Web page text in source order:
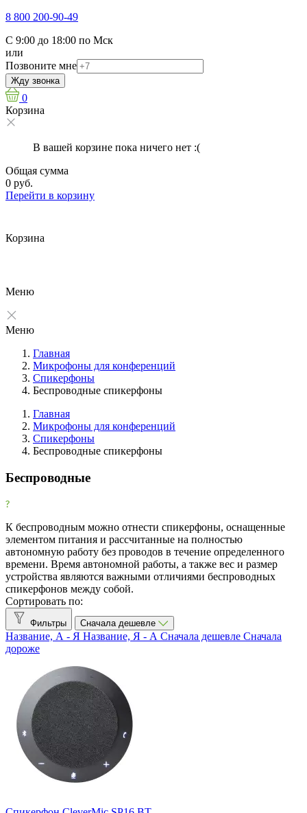
8 800 200-90-49
С 9:00 до 18:00 по Мск
или
Позвоните мне
Жду звонка
0
Корзина
В вашей корзине пока ничего нет :(
Общая сумма
0 руб.
Перейти в корзину
Корзина
Меню
Меню
Главная
Микрофоны для конференций
Спикерфоны
Беспроводные спикерфоны
Фильтры
Фильтр
Товары со скидкой
Товары со скидкой 3
Рекомендованные бренды
clevermic BKR 0
Клеверкам
Клевермик 9
Все производители
Anker 1
Aver 1
Beyerdynamic 1
CleverMic 9
eMeet 6
Epos
1
Главная
Микрофоны для конференций
Спикерфоны
Беспроводные спикерфоны
Беспроводные
К беспроводным можно отнести спикерфоны, оснащенные
элементом питания и рассчитанные на полностью
автономную работу без проводов в течение определенного
времени. Время автономной работы, а также вес и размер
устройства являются важными отличиями беспроводных
спикерфонов между собой.
Сортировать по:
Фильтры Сначала дешевле
Название, А - Я Название, Я - А Сначала дешевле Сначала
дороже